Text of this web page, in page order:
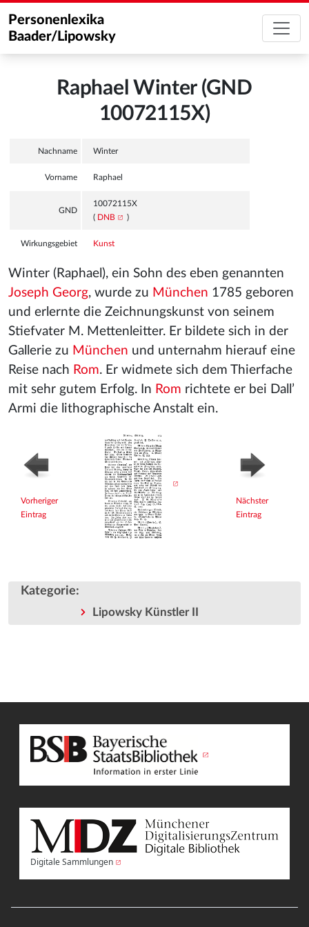
Personenlexika
Baader/Lipowsky
Raphael Winter (GND
10072115X)
Nachname Winter
Vorname Raphael
GND
10072115X
( DNB )
Wirkungsgebiet Kunst
Winter (Raphael), ein Sohn des eben genannten
Joseph Georg, wurde zu München 1785 geboren
und erlernte die Zeichnungskunst von seinem
Stiefvater M. Mettenleitter. Er bildete sich in der
Gallerie zu München und unternahm hierauf eine
Reise nach Rom. Er widmete sich dem Thierfache
mit sehr gutem Erfolg. In Rom richtete er bei Dall’
Armi die lithographische Anstalt ein.
Vorheriger
Eintrag
Nächster
Eintrag
Kategorie:
Lipowsky Künstler II
Digitale Sammlungen